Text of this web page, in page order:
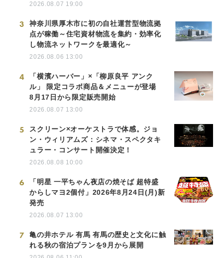
2026.08.07 19:00
3
神奈川県厚木市に初の自社運営型物流拠
点が稼働～住宅資材物流を集約・効率化
し物流ネットワークを最適化～
2026.08.06 13:00
4
「横濱ハーバー」×「柳原良平 アンク
ル」 限定コラボ商品＆メニューが登場
8月17日から限定販売開始
2026.08.07 13:00
5
スクリーン×オーケストラで体感。ジョ
ン・ウィリアムズ：シネマ・スペクタキ
ュラー・コンサート開催決定！
2026.08.08 10:00
6
「明星 一平ちゃん夜店の焼そば 超特盛
からしマヨ2個付」2026年8月24日(月)新
発売
2026.08.07 13:00
7
亀の井ホテル 有馬 有馬の歴史と文化に触
れる秋の宿泊プランを9月から展開